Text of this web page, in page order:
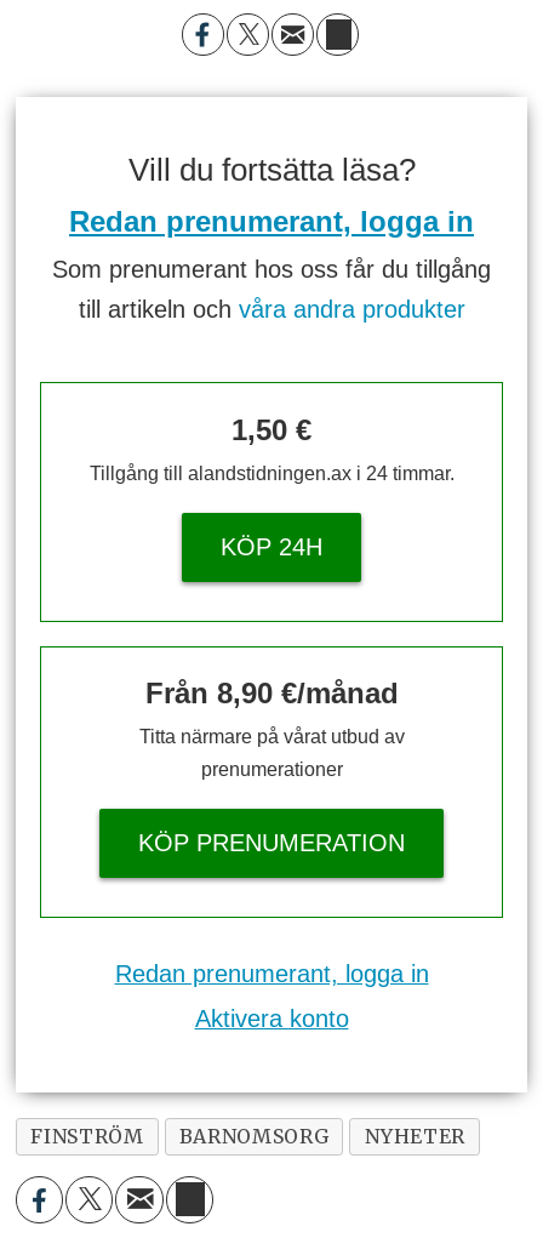
Vill du fortsätta läsa?
Redan prenumerant, logga in
Som prenumerant hos oss får du tillgång
till artikeln och våra andra produkter
1,50 €
Tillgång till alandstidningen.ax i 24 timmar.
KÖP 24H
Från 8,90 €/månad
Titta närmare på vårat utbud av
prenumerationer
KÖP PRENUMERATION
Redan prenumerant, logga in
Aktivera konto
FINSTRÖM BARNOMSORG NYHETER